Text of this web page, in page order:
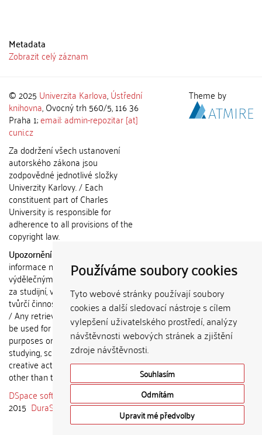
Používáme soubory cookies
Tyto webové stránky používají soubory
cookies a další sledovací nástroje s cílem
vylepšení uživatelského prostředí, analýzy
návštěvnosti webových stránek a zjištění
zdroje návštěvnosti.
Souhlasím
Odmítám
Upravit mé předvolby
Metadata
Zobrazit celý záznam
© 2025 Univerzita Karlova,Ústřední
knihovna, Ovocný trh 560/5, 116 36
Praha 1;email: admin-repozitar [at]
cuni.cz
Za dodržení všech ustanovení
autorského zákona jsou
zodpovědné jednotlivé složky
Univerzity Karlovy. / Each
constituent part of Charles
University is responsible for
adherence to all provisions of the
copyright law.
Upozornění / Notice:
informace nemohou být použity k
výdělečným účelům nebo vydávány
za studijní, vědeckou nebo jinou
tvůrčí činnost jiné osoby než autora.
/ Any retrieved information shall not
be used for any commercial
purposes or claimed as results of
studying, scientific or any other
creative activities of any person
other than the author.
DSpace software
copyright © 2002-
2015 DuraSpace
Theme by